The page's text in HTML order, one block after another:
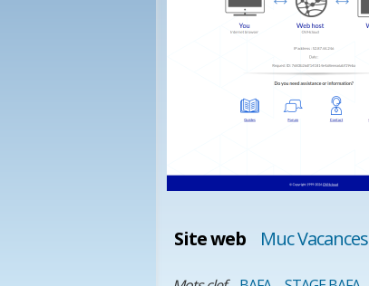
Site web Muc Vacances